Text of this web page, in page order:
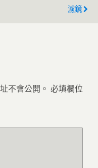
濾鏡
不會公開。 必填欄位